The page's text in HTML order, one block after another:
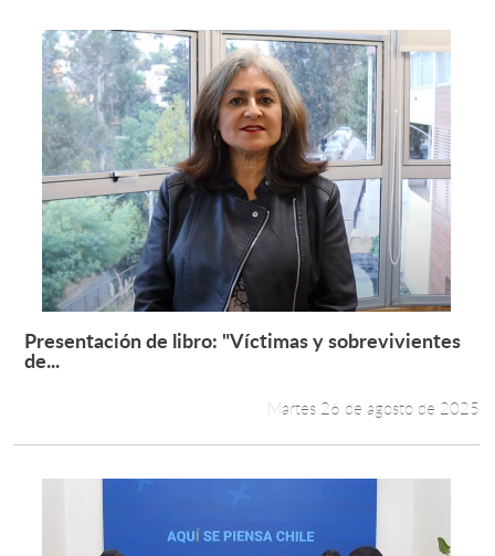
Leer más +
Presentación de libro: "Víctimas y sobrevivientes
de...
Martes 26 de agosto de 2025